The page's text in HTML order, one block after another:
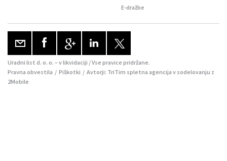
E-dražbe
Uradni list d. o. o. – v likvidaciji / Vse pravice pridržane.
Pravna obvestila / Piškotki / Avtorji: TriTim spletna agencija v sodelovanju z
2Mobile